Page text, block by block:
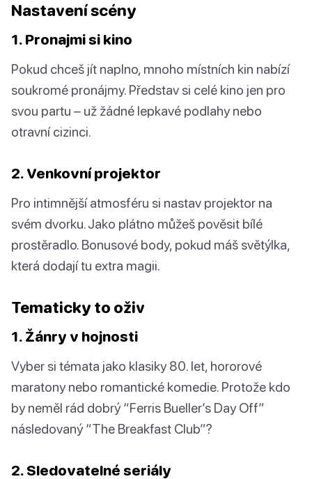
Nastavení scény
1. Pronajmi si kino
Pokud chceš jít naplno, mnoho místních kin nabízí
soukromé pronájmy. Představ si celé kino jen pro
svou partu – už žádné lepkavé podlahy nebo
otravní cizinci.
2. Venkovní projektor
Pro intimnější atmosféru si nastav projektor na
svém dvorku. Jako plátno můžeš pověsit bílé
prostěradlo. Bonusové body, pokud máš světýlka,
která dodají tu extra magii.
Tematicky to oživ
1. Žánry v hojnosti
Vyber si témata jako klasiky 80. let, hororové
maratony nebo romantické komedie. Protože kdo
by neměl rád dobrý “Ferris Bueller’s Day Off”
následovaný “The Breakfast Club”?
2. Sledovatelné seriály